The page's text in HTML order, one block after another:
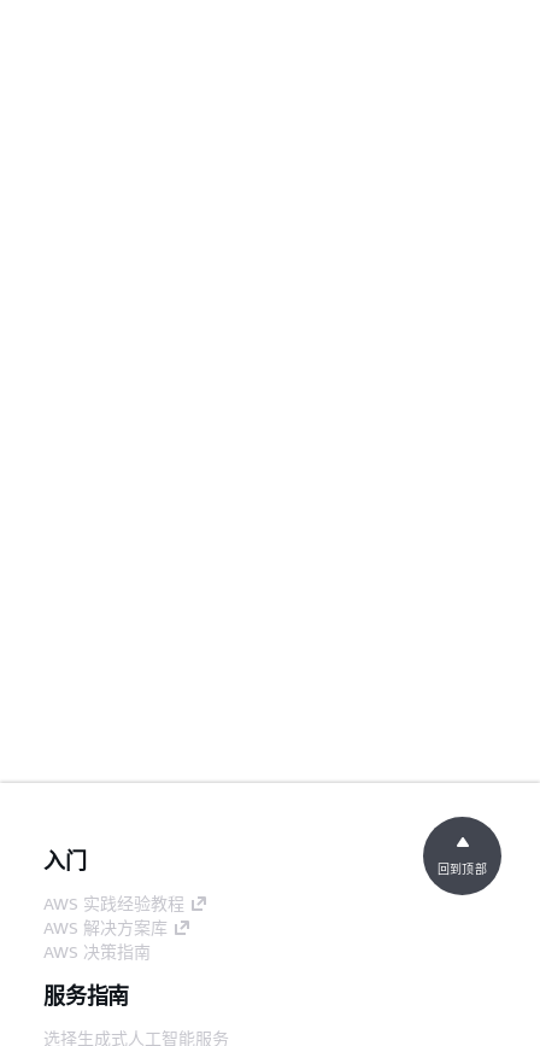
入门
AWS 实践经验教程
AWS 解决方案库
AWS 决策指南
服务指南
选择生成式人工智能服务
回到顶部